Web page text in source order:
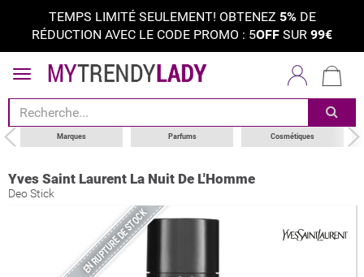
TEMPS LIMITÉ SEULEMENT! OBTENEZ 5%DE
RÉDUCTION AVEC LE CODE PROMO : 5OFF SUR 99€
Marques Parfums Cosmétiques
Yves Saint Laurent La Nuit De L'Homme
Deo Stick
EN RUPTURE DE STOCK